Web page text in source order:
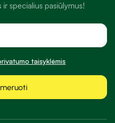
specialius pasiūlymus!
taisyklėmis